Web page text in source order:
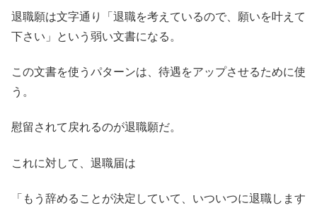
退職願は文字通り「退職を考えているので、願いを叶えて
下さい」という弱い文書になる。
この文書を使うパターンは、待遇をアップさせるために使
う。
慰留されて戻れるのが退職願だ。
これに対して、退職届は
「もう辞めることが決定していて、いついつに退職します